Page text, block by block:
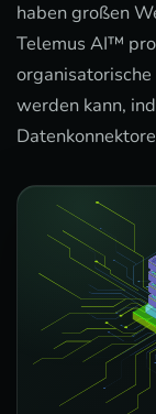
haben großen
Telemus AI™
werden kann,